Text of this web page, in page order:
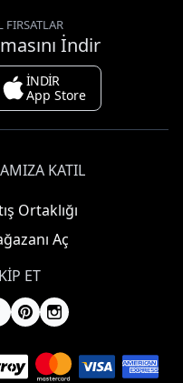
FIRSATLAR
İndir
İNDİR
App Store
KATIL
Ortaklığı
Aç
ET